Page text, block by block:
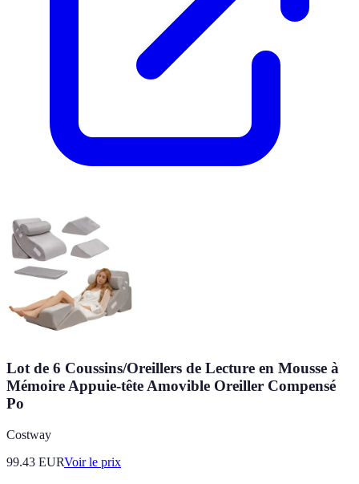
Lot de 6 Coussins/Oreillers de Lecture en Mousse à
Mémoire Appuie-tête Amovible Oreiller Compensé
Po
Costway
99.43 EURVoir le prix